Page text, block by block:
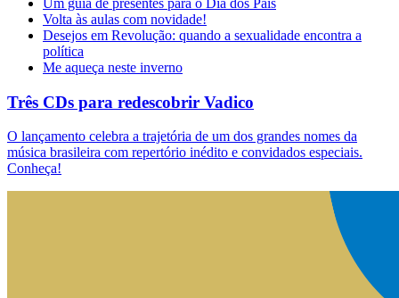
Volta às aulas com novidade!
Desejos em Revolução: quando a sexualidade encontra a
política
Me aqueça neste inverno
Três CDs para redescobrir Vadico
O lançamento celebra a trajetória de um dos grandes nomes da
música brasileira com repertório inédito e convidados especiais.
Conheça!